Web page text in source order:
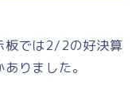
板では2/2の好決算
りました。